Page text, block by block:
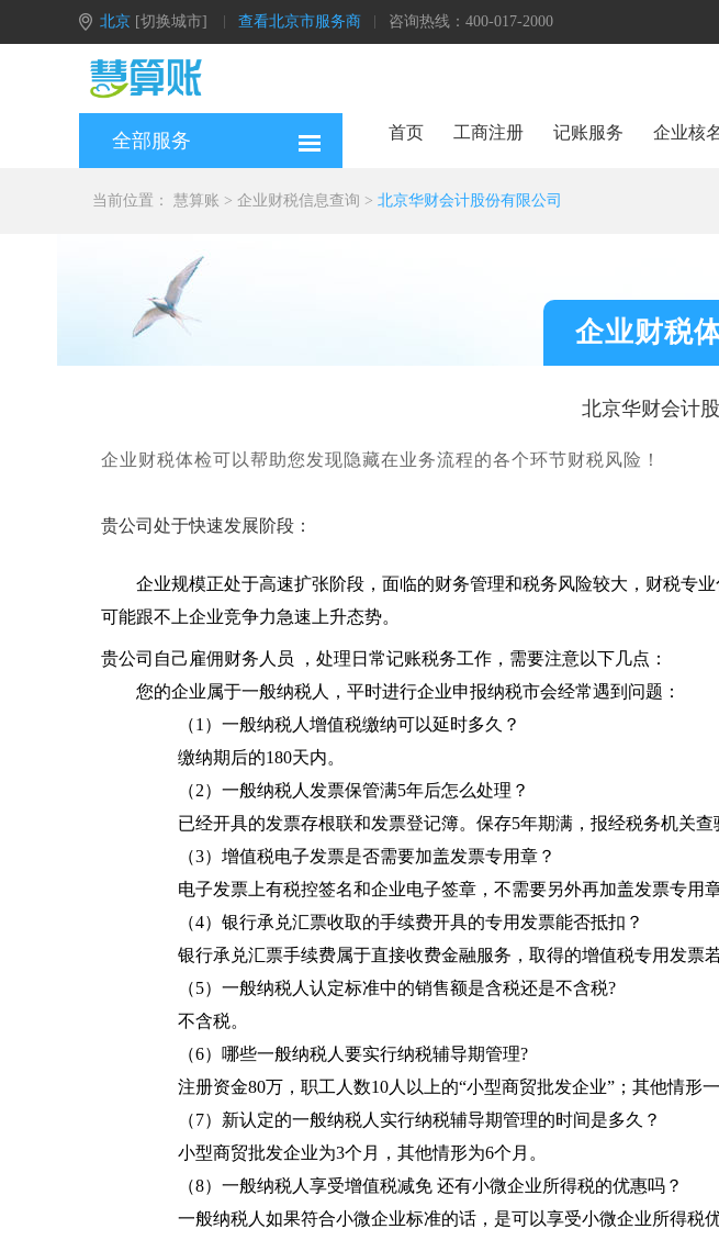
北京 [切换城市] 查看北京市服务商 咨询热线：400-017-2000
全部服务 首页 工商注册 记账服务 企业核
当前位置： 慧算账 > 企业财税信息查询 > 北京华财会计股份有限公司
企业财税
北京华财会计
企业财税体检可以帮助您发现隐藏在业务流程的各个环节财税风险！
贵公司处于快速发展阶段：
企业规模正处于高速扩张阶段，面临的财务管理和税务风险较大，财税专
可能跟不上企业竞争力急速上升态势。
贵公司自己雇佣财务人员 ，处理日常记账税务工作，需要注意以下几点：
您的企业属于一般纳税人，平时进行企业申报纳税市会经常遇到问题：
（1）一般纳税人增值税缴纳可以延时多久？
缴纳期后的180天内。
（2）一般纳税人发票保管满5年后怎么处理？
已经开具的发票存根联和发票登记簿。保存5年期满，报经税务机关查
（3）增值税电子发票是否需要加盖发票专用章？
电子发票上有税控签名和企业电子签章，不需要另外再加盖发票专用章
（4）银行承兑汇票收取的手续费开具的专用发票能否抵扣？
银行承兑汇票手续费属于直接收费金融服务，取得的增值税专用发票
（5）一般纳税人认定标准中的销售额是含税还是不含税?
不含税。
（6）哪些一般纳税人要实行纳税辅导期管理?
注册资金80万，职工人数10人以上的“小型商贸批发企业”；其他情形一
（7）新认定的一般纳税人实行纳税辅导期管理的时间是多久？
小型商贸批发企业为3个月，其他情形为6个月。
（8）一般纳税人享受增值税减免 还有小微企业所得税的优惠吗？
一般纳税人如果符合小微企业标准的话，是可以享受小微企业所得税